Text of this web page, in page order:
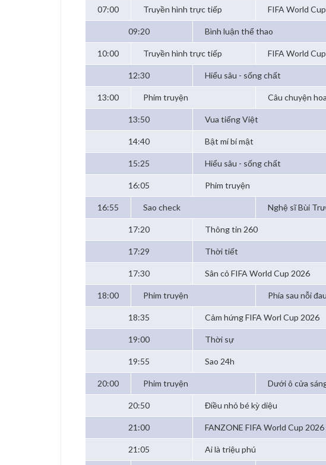
07:00 Truyền hình trực tiếp FIFA World
09:20 Bình luận thể thao
10:00 Truyền hình trực tiếp FIFA World
12:30 Hiểu sâu - sống chất
13:00 Phim truyện Câu chuyện
13:50 Vua tiếng Việt
14:40 Bật mí bí mật
15:25 Hiểu sâu - sống chất
16:05 Phim truyện
16:55 Sao check Nghệ sĩ Bùi
17:20 Thông tin 260
17:29 Thời tiết
17:30 Sân cỏ FIFA World Cup 2026
18:00 Phim truyện Phía sau nỗi
18:35 Cảm hứng FIFA Worl Cup 2026
19:00 Thời sự
19:55 Sao 24h
20:00 Phim truyện Dưới ô cửa
20:50 Điều nhỏ bé kỳ diệu
21:00 FANZONE FIFA World Cup 2026
21:05 Ai là triệu phú